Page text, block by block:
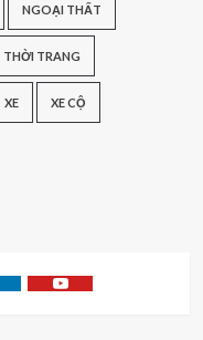
NGOẠI THẤT
THỜI TRANG
XE XE CỘ